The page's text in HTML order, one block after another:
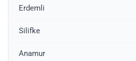
Erdemli
Silifke
Anamur